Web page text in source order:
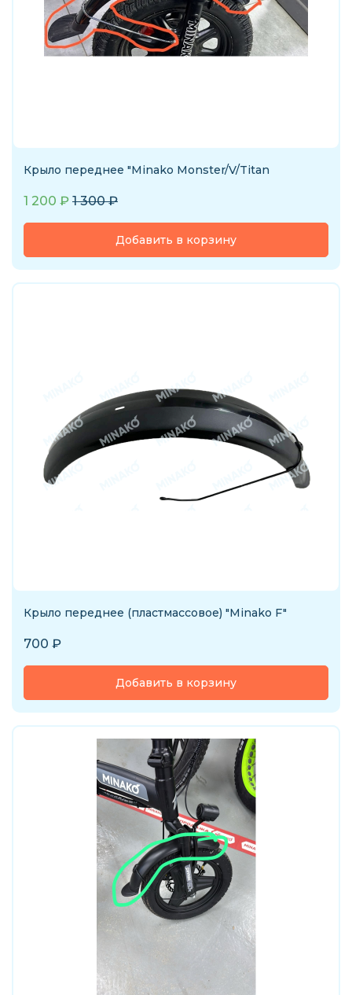
Крыло переднее "Minako Monster/V/Titan
1 200 ₽ 1 300₽
Добавить в корзину
Крыло переднее (пластмассовое) "Minako F"
700 ₽
Добавить в корзину